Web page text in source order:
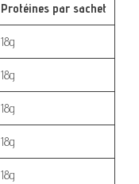
Protéines par sachet
18g
18g
18g
18g
18g